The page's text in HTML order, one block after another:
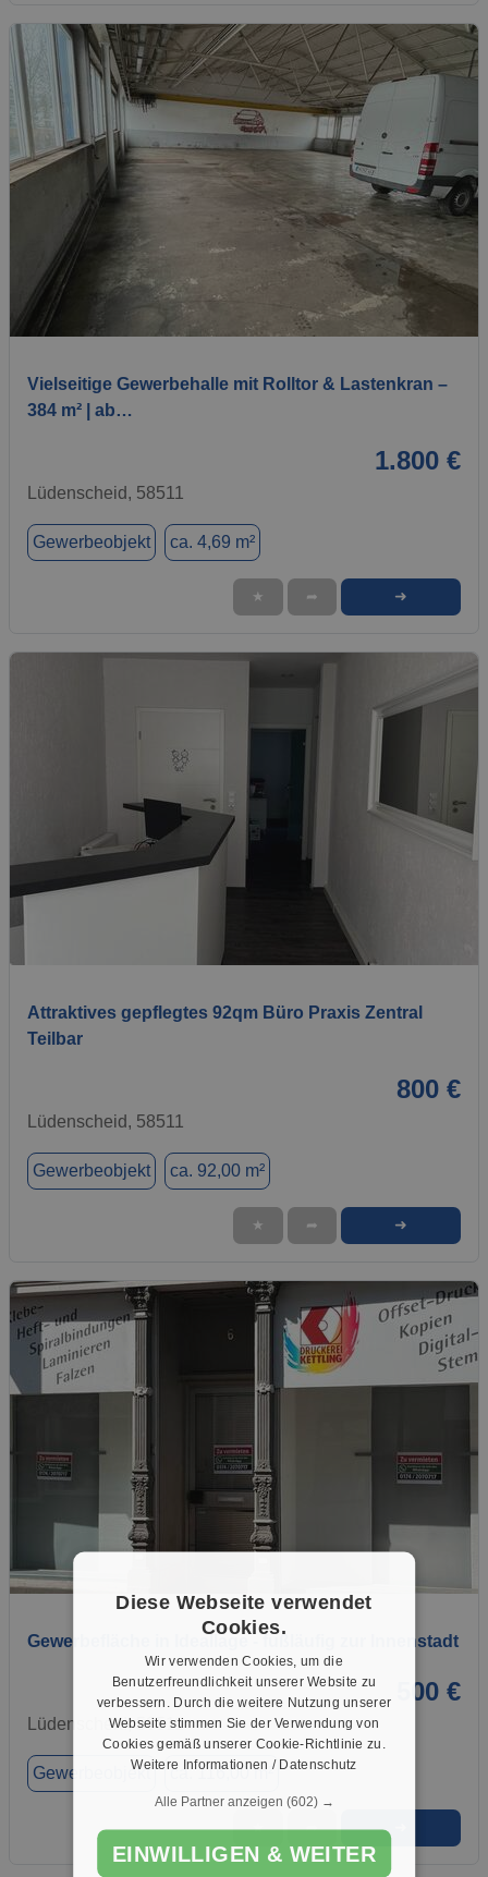
Vielseitige Gewerbehalle mit Rolltor & Lastenkran –
384 m² | ab…
1.800 €
Lüdenscheid, 58511
Gewerbeobjekt ca. 4,69 m²
★ ➦ ➜
Attraktives gepflegtes 92qm Büro Praxis Zentral
Teilbar
800 €
Lüdenscheid, 58511
Gewerbeobjekt ca. 92,00 m²
★ ➦ ➜
Gewerbefläche in Ideallage - fußläufig zur Innenstadt
500 €
Lüdenscheid, 58511
Gewerbeobjekt ca. 116,00 m²
★ ➦
Diese Webseite verwendet
Cookies.
Wir verwenden Cookies, um die
Benutzerfreundlichkeit unserer Website zu
verbessern. Durch die weitere Nutzung unserer
Webseite stimmen Sie der Verwendung von
Cookies gemäß unserer Cookie-Richtlinie zu.
Weitere Informationen / Datenschutz
Alle Partner anzeigen (602) →
EINWILLIGEN & WEITER